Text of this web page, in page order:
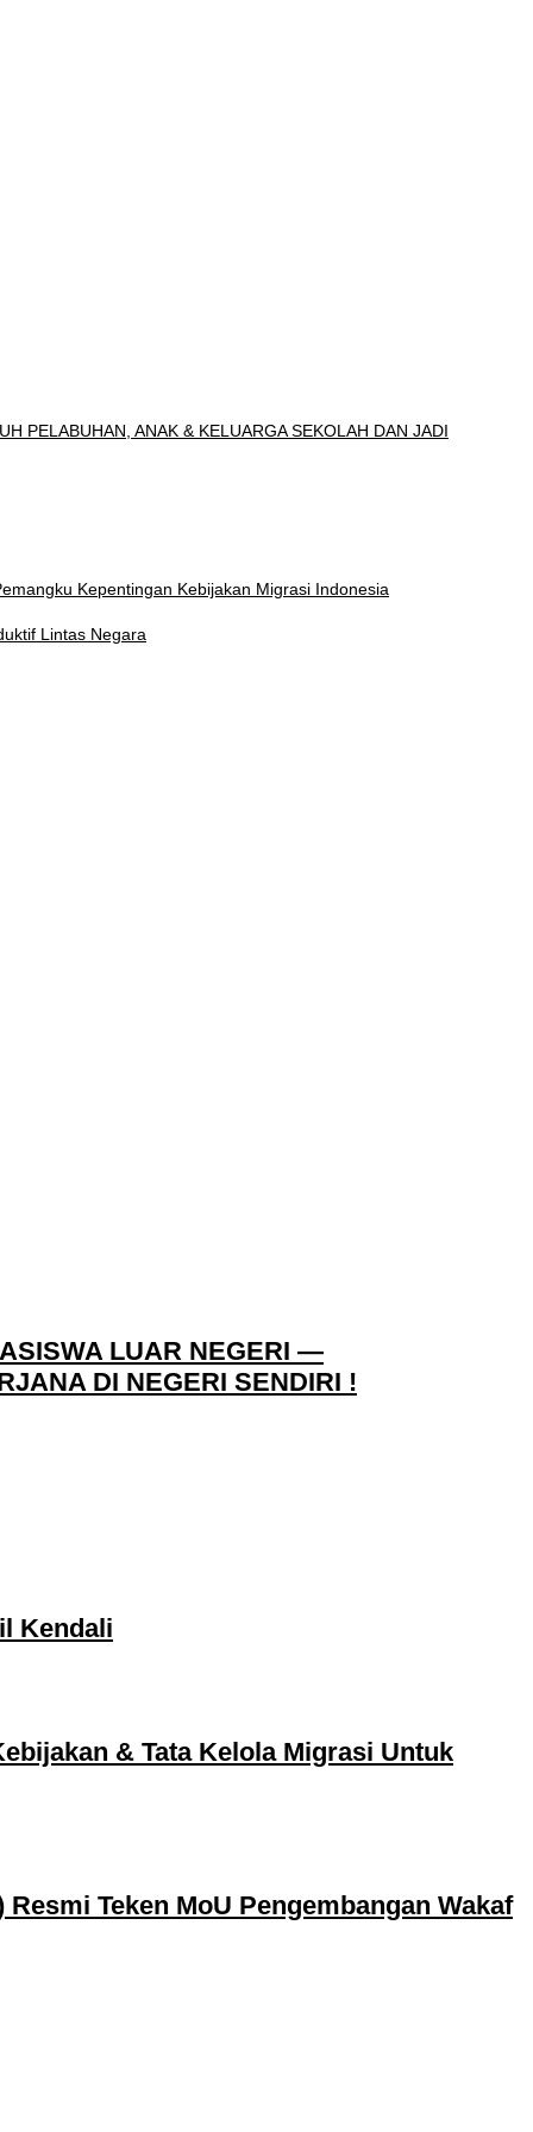
PELABUHAN, ANAK & KELUARGA SEKOLAH DAN JADI
Kepentingan Kebijakan Migrasi Indonesia
Lintas Negara
LUAR NEGERI —
DI NEGERI SENDIRI !
Kendali
& Tata Kelola Migrasi Untuk
Teken MoU Pengembangan Wakaf